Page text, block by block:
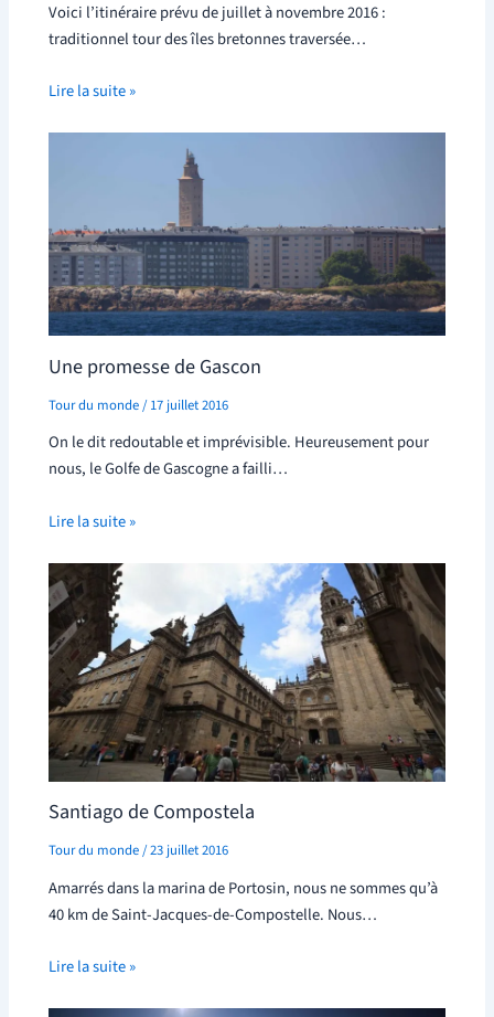
Voici l’itinéraire prévu de juillet à novembre 2016 :
traditionnel tour des îles bretonnes traversée…
Lire la suite »
Une promesse de Gascon
Tour du monde/17 juillet 2016
On le dit redoutable et imprévisible. Heureusement pour
nous, le Golfe de Gascogne a failli…
Lire la suite »
Santiago de Compostela
Tour du monde/23 juillet 2016
Amarrés dans la marina de Portosin, nous ne sommes qu’à
40 km de Saint-Jacques-de-Compostelle. Nous…
Lire la suite »